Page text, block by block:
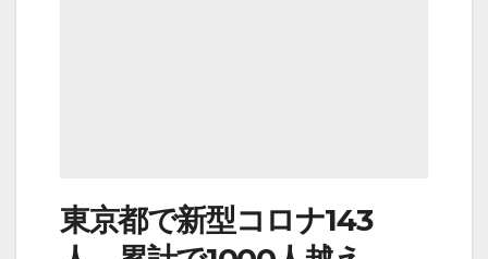
東京都で新型コロナ143